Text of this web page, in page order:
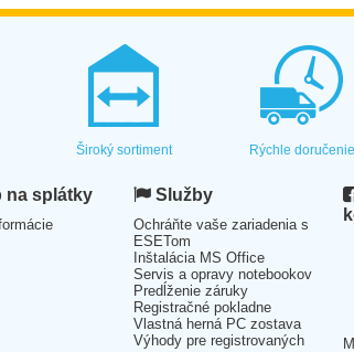
Široký sortiment Rýchle doručenie
na splátky Služby
Ochráňte vaše zariadenia s
ESETom
Inštalácia MS Office
Servis a opravy notebookov
Predĺženie záruky
Registračné pokladne
Vlastná herná PC zostava
Výhody pre registrovaných